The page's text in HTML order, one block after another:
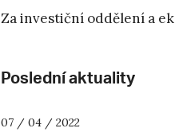
Za investiční oddělení a
Poslední aktuality
07 / 04 / 2022